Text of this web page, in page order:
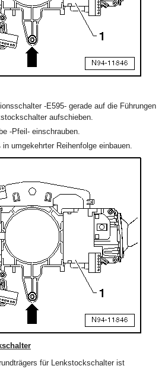
-E595- gerade auf die Führungen
aufschieben.
-Pfeil- einschrauben.
umgekehrter Reihenfolge einbauen.
für Lenkstockschalter ist